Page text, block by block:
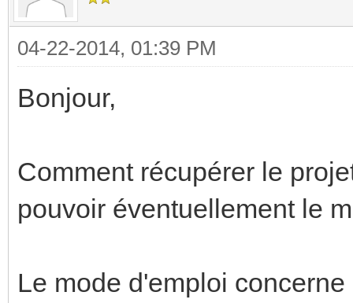
04-22-2014, 01:39 PM
Bonjour,
Comment récupérer le
pouvoir éventuellement le
Le mode d'emploi